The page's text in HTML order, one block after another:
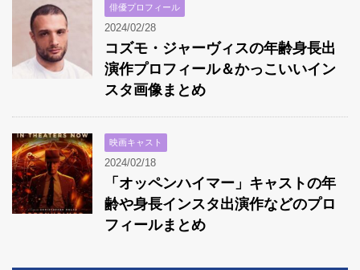
俳優プロフィール
2024/02/28
コズモ・ジャーヴィスの年齢身長出
演作プロフィール＆かっこいいイン
スタ画像まとめ
映画キャスト
2024/02/18
「オッペンハイマー」キャストの年
齢や身長インスタ出演作などのプロ
フィールまとめ